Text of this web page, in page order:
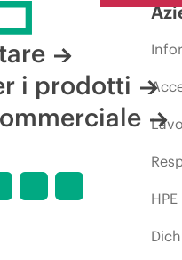
i prodotti